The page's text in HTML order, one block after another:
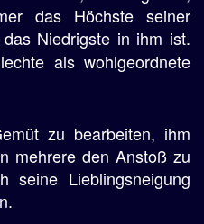
das Höchste seiner
Niedrigste in ihm ist.
als wohlgeordnete
zu bearbeiten, ihm
mehrere den Anstoß zu
seine Lieblingsneigung